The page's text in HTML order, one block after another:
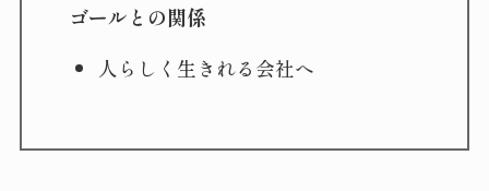
ゴールとの関係
人らしく生きれる会社へ